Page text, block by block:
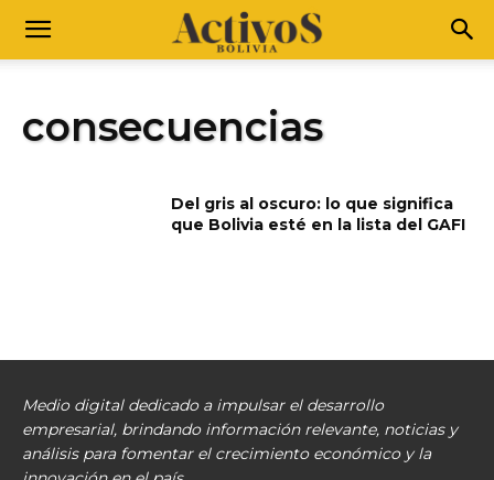
consecuencias
Del gris al oscuro: lo que significa
que Bolivia esté en la lista del GAFI
Medio digital dedicado a impulsar el desarrollo
empresarial, brindando información relevante, noticias y
análisis para fomentar el crecimiento económico y la